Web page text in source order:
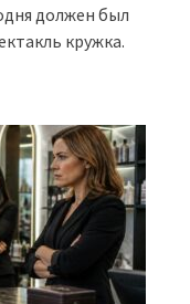
должен был
кружка.